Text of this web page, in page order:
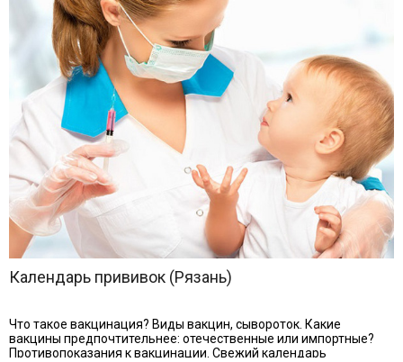
Календарь прививок (Рязань)
Что такое вакцинация? Виды вакцин, сывороток. Какие
вакцины предпочтительнее: отечественные или импортные?
Противопоказания к вакцинации. Свежий календарь